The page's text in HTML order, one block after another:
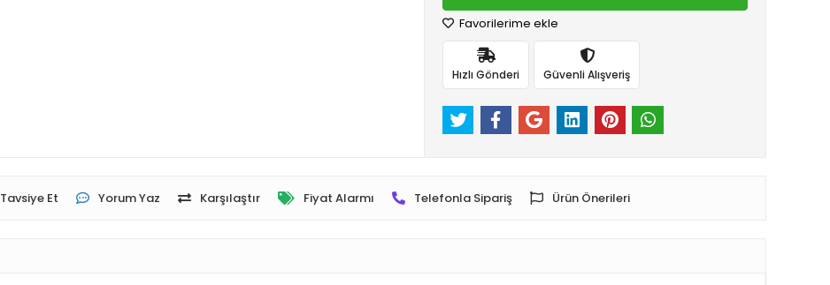
Favorilerime ekle
Hızlı Gönderi Güvenli Alışveriş
Tavsiye Et Yorum Yaz Karşılaştır Fiyat Alarmı Telefonla Sipariş Ürün Önerileri